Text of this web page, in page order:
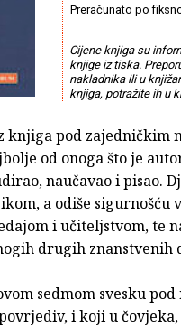
Preračunato po
Cijene knjiga su
knjige iz tiska.
nakladnika ili u
knjiga, potražite ih u
knjiga pod zajedničkim
od onoga što je
naučavao i pisao.
a odiše sigurnošću
i učiteljstvom, te
drugih znanstvenih
sedmom svesku
i koji u